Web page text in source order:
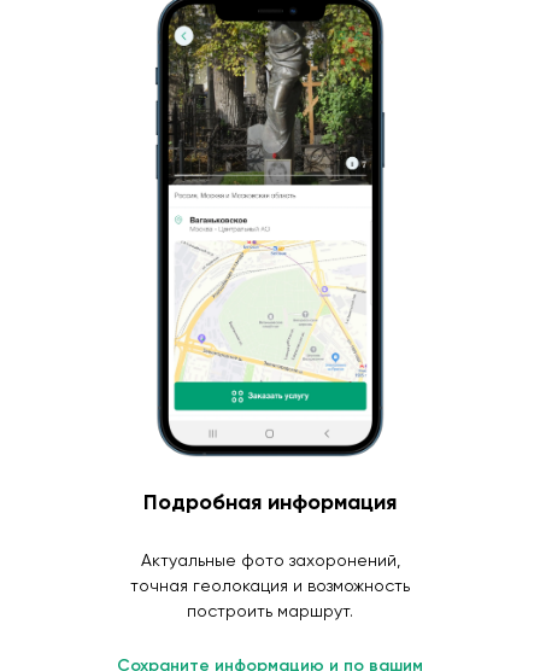
Подробная информация
Актуальные фото захоронений,
точная геолокация и возможность
построить маршрут.
Сохраните информацию и по вашим